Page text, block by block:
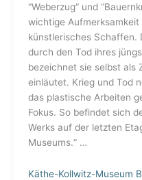
“Weberzug“ und
wichtige
künstlerisches Schaffen.
durch den Tod ihres
bezeichnet sie selbst als
einläutet. Krieg und Tod
das plastische Arbeiten
Fokus. So befindet sich
Werks auf der letzten
Museums.“ …
Käthe-Kollwitz-Museum